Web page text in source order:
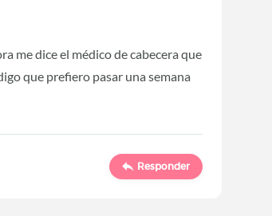
me dice el médico de cabecera que
que prefiero pasar una semana
Responder